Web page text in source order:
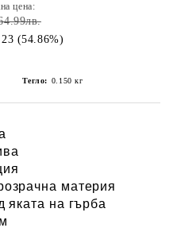
цена:
(54.86%)
Тегло: 0.150 кг
материя
яката на гърба